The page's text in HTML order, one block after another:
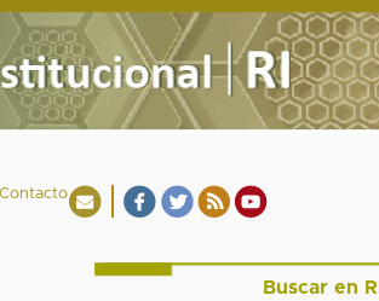
Buscar en RI